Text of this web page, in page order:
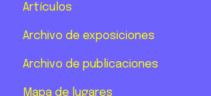
Artículos
Archivo de exposiciones
Archivo de publicaciones
Mapa de lugares